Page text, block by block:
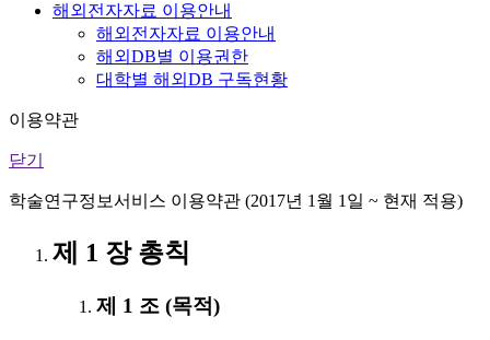
해외전자자료 이용안내
해외전자자료 이용안내
해외DB별 이용권한
대학별 해외DB 구독현황
이용약관
닫기
학술연구정보서비스 이용약관 (2017년 1월 1일 ~ 현재 적용)
제 1 장 총칙
제 1 조 (목적)